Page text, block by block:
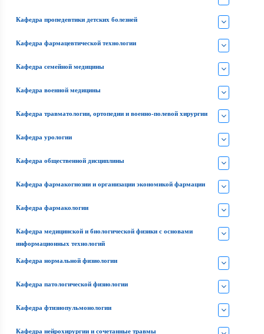
Кафедра пропедевтики детских болезней
Кафедра фармацевтической технологии
Кафедра семейной медицины
Кафедра военной медицины
Кафедра травматологии, ортопедии и военно-полевой хирургии
Кафедра урологии
Кафедра общественной дисциплины
Кафедра фармакогнозии и организации экономикой фармации
Кафедра фармакологии
Кафедра медицинской и биологической физики с основами
информационных технологий
Кафедра нормальной физиологии
Кафедра патологической физиологии
Кафедра фтизиопульмонологии
Кафедра нейрохирургии и сочетанные травмы